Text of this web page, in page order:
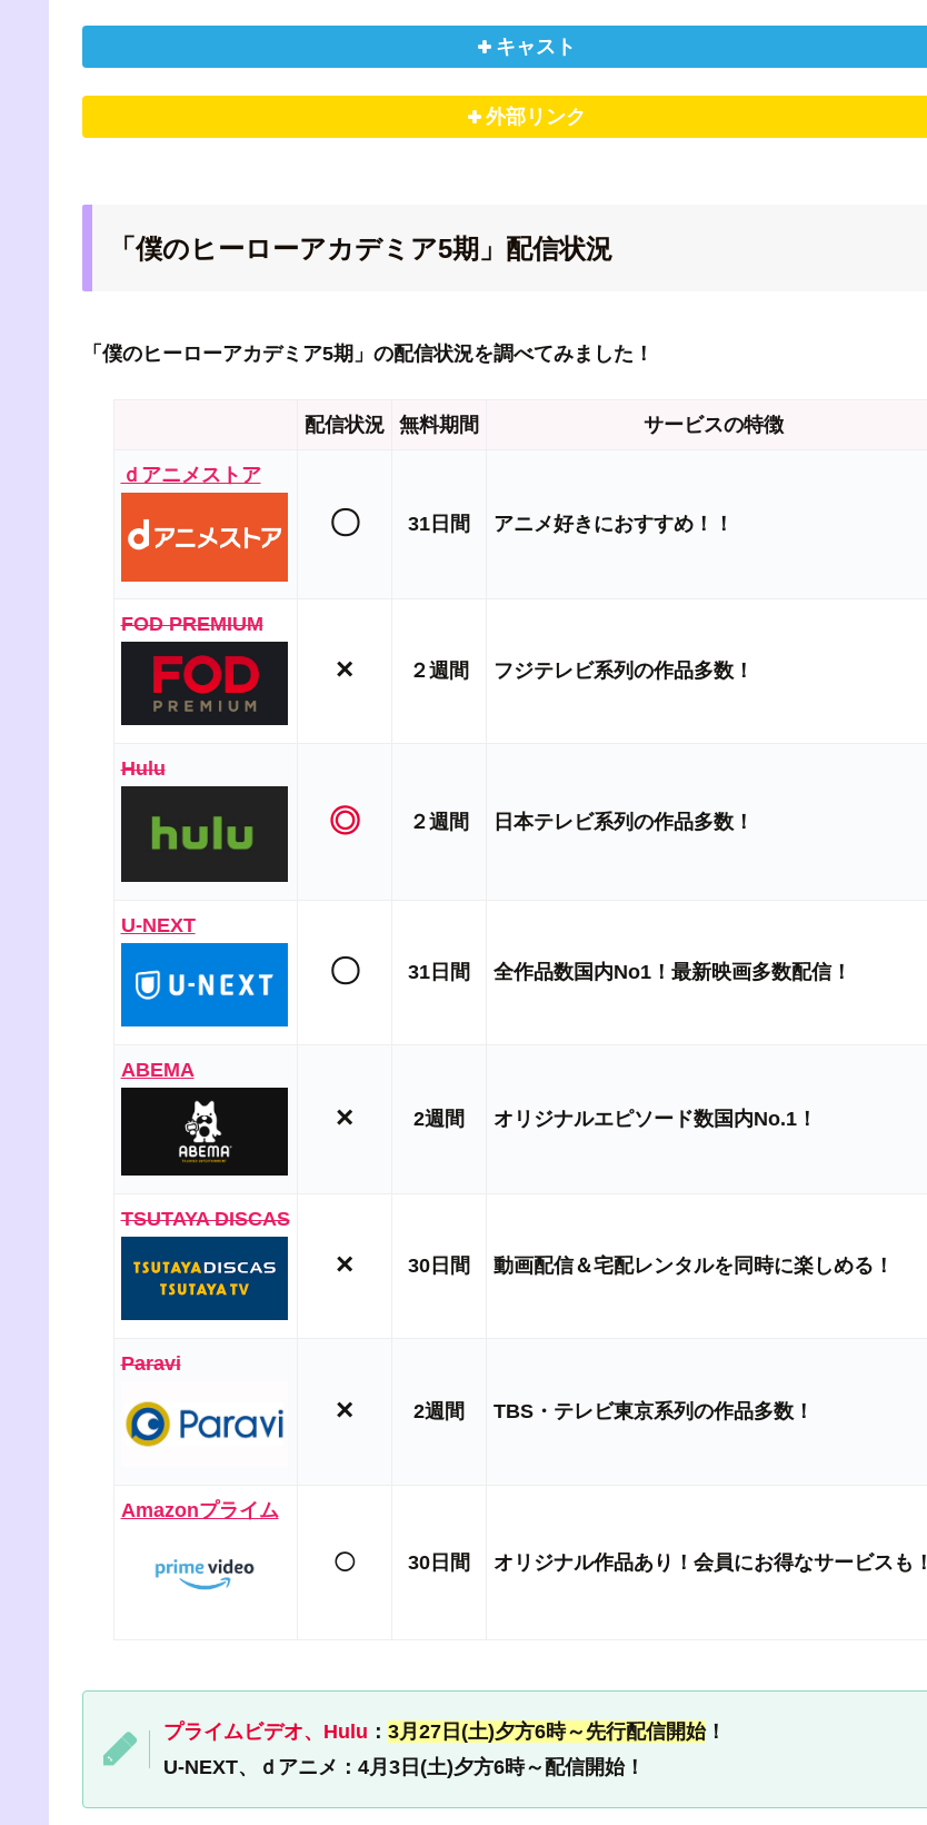
キャスト
外部リンク
「僕のヒーローアカデミア5期」配信状況
「僕のヒーローアカデミア5期」の配信状況を調べてみました！
配信状況 無料期間 サービスの特徴
ｄアニメストア
〇 31日間 アニメ好きにおすすめ！！
FOD PREMIUM
× ２週間 フジテレビ系列の作品多数！
Hulu
◎ ２週間 日本テレビ系列の作品多数！
U-NEXT
〇 31日間 全作品数国内No1！最新映画多数配信！
ABEMA
× 2週間 オリジナルエピソード数国内No.1！
TSUTAYA DISCAS
× 30日間 動画配信＆宅配レンタルを同時に楽しめる！
Paravi
× 2週間 TBS・テレビ東京系列の作品多数！
Amazonプライム
◯ 30日間 オリジナル作品あり！会員にお得なサービスも！
プライムビデオ、Hulu ： 3月27日(土)夕方6時～先行配信開始！
U-NEXT、ｄアニメ：4月3日(土)夕方6時～配信開始！